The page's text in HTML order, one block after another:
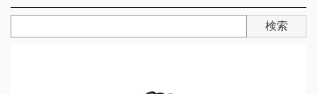
検索